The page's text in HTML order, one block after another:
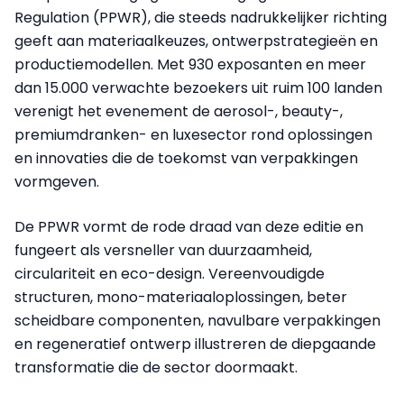
Regulation (PPWR), die steeds nadrukkelijker richting
geeft aan materiaalkeuzes, ontwerpstrategieën en
productiemodellen. Met 930 exposanten en meer
dan 15.000 verwachte bezoekers uit ruim 100 landen
verenigt het evenement de aerosol-, beauty-,
premiumdranken- en luxesector rond oplossingen
en innovaties die de toekomst van verpakkingen
vormgeven.
De PPWR vormt de rode draad van deze editie en
fungeert als versneller van duurzaamheid,
circulariteit en eco-design. Vereenvoudigde
structuren, mono-materiaaloplossingen, beter
scheidbare componenten, navulbare verpakkingen
en regeneratief ontwerp illustreren de diepgaande
transformatie die de sector doormaakt.